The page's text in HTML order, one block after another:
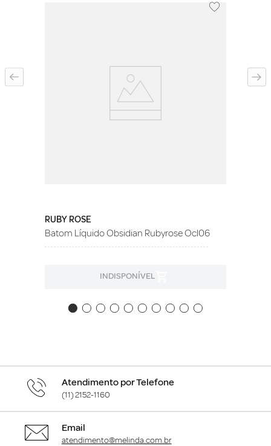
RUBY ROSE
Batom Líquido Obsidian Rubyrose Ocl06
INDISPONÍVEL
Atendimento por Telefone
(11) 2152-1160
Email
atendimento@melinda.com.br